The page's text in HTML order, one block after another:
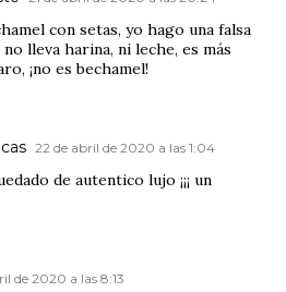
con setas, yo hago una falsa
lleva harina, ni leche, es más
¡no es bechamel!
22 de abril de 2020 a las 1:04
de autentico lujo ¡¡¡ un
de 2020 a las 8:13